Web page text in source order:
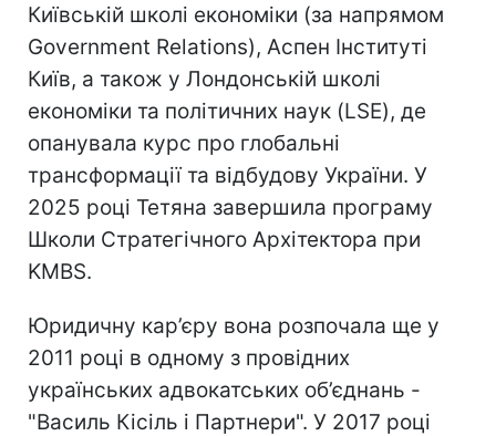
Київській школі економіки (за напрямом
Government Relations), Аспен Інституті
Київ, а також у Лондонській школі
економіки та політичних наук (LSE), де
опанувала курс про глобальні
трансформації та відбудову України. У
2025 році Тетяна завершила програму
Школи Стратегічного Архітектора при
KMBS.
Юридичну кар’єру вона розпочала ще у
2011 році в одному з провідних
українських адвокатських об’єднань -
"Василь Кісіль і Партнери". У 2017 році